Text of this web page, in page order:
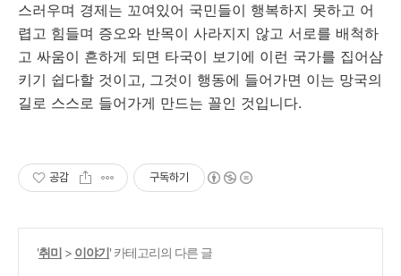
스러우며 경제는 꼬여있어 국민들이 행복하지 못하고 어
렵고 힘들며 증오와 반목이 사라지지 않고 서로를 배척하
고 싸움이 흔하게 되면 타국이 보기에 이런 국가를 집어삼
키기 쉽다할 것이고, 그것이 행동에 들어가면 이는 망국의
길로 스스로 들어가게 만드는 꼴인 것입니다.
공감 구독하기
'취미 > 이야기' 카테고리의 다른 글